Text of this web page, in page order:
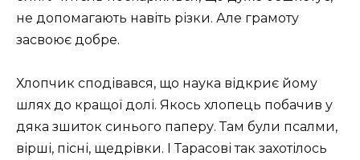
не допомагають навіть різки. Але грамоту
засвоює добре.
Хлопчик сподівався, що наука відкриє йому
шлях до кращої долі. Якось хлопець побачив у
дяка зшиток синього паперу. Там були псалми,
вірші, пісні, щедрівки. І Тарасові так захотілось